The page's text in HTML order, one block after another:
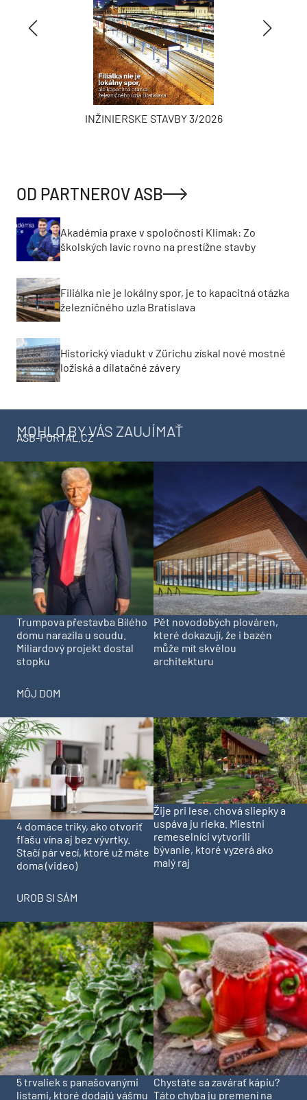
INŽINIERSKE STAVBY 3/2026
OD PARTNEROV ASB
Akadémia praxe v spoločnosti Klimak: Zo
školských lavíc rovno na prestížne stavby
Filiálka nie je lokálny spor, je to kapacitná otázka
železničného uzla Bratislava
Historický viadukt v Zürichu získal nové mostné
ložiská a dilatačné závery
MOHLO BY VÁS ZAUJÍMAŤ
ASB-PORTAL.CZ
Trumpova přestavba Bílého
domu narazila u soudu.
Miliardový projekt dostal
stopku
Pět novodobých plováren,
které dokazují, že i bazén
může mít skvělou
architekturu
MÔJ DOM
4 domáce triky, ako otvoriť
fľašu vína aj bez vývrtky.
Stačí pár vecí, ktoré už máte
doma (video)
Žije pri lese, chová sliepky a
uspáva ju rieka. Miestni
remeselníci vytvorili
bývanie, ktoré vyzerá ako
malý raj
UROB SI SÁM
5 trvaliek s panašovanými
listami, ktoré dodajú vášmu
Chystáte sa zavárať kápiu?
Táto chyba ju premení na